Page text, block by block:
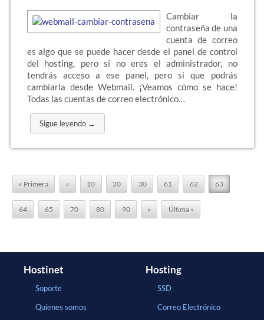
Cambiar la
contraseña de una
cuenta de correo
es algo que se puede hacer desde el panel de control
del hosting, pero si no eres el administrador, no
tendrás acceso a ese panel, pero si que podrás
cambiarla desde Webmail. ¡Veamos cómo se hace!
Todas las cuentas de correo electrónico…
Sigue leyendo →
« Primera « 10 20 30 61 62 63
64 65 70 80 90 » Última »
Hostinet
Soporte
Quienes somos
Hosting
SSD
Correo Electrónico